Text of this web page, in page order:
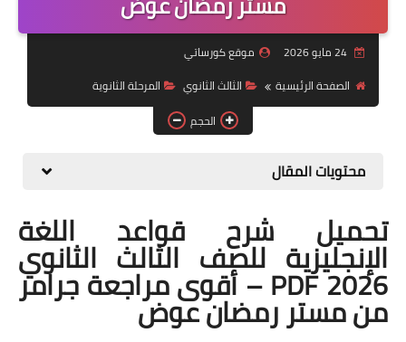
موضوعات
تكنولوجيا
صحة
24 مايو 2026
موقع كورساتي
الصفحة الرئيسية
الثالث الثانوي
المرحلة الثانوية
الحجم
محتويات المقال
تحميل شرح قواعد اللغة
الإنجليزية للصف الثالث الثانوي
2026 PDF – أقوى مراجعة جرامر
من مستر رمضان عوض